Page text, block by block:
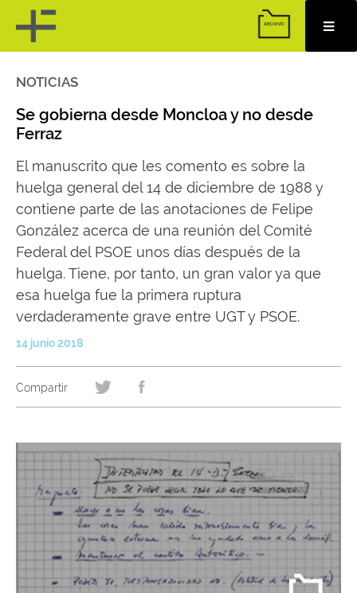
Skip
content
NOTICIAS
Se gobierna desde Moncloa y no desde
Ferraz
El manuscrito que les comento es sobre la
huelga general del 14 de diciembre de 1988 y
contiene parte de las anotaciones de Felipe
González acerca de una reunión del Comité
Federal del PSOE unos días después de la
huelga. Tiene, por tanto, un gran valor ya que
esa huelga fue la primera ruptura
verdaderamente grave entre UGT y PSOE.
14 junio 2018